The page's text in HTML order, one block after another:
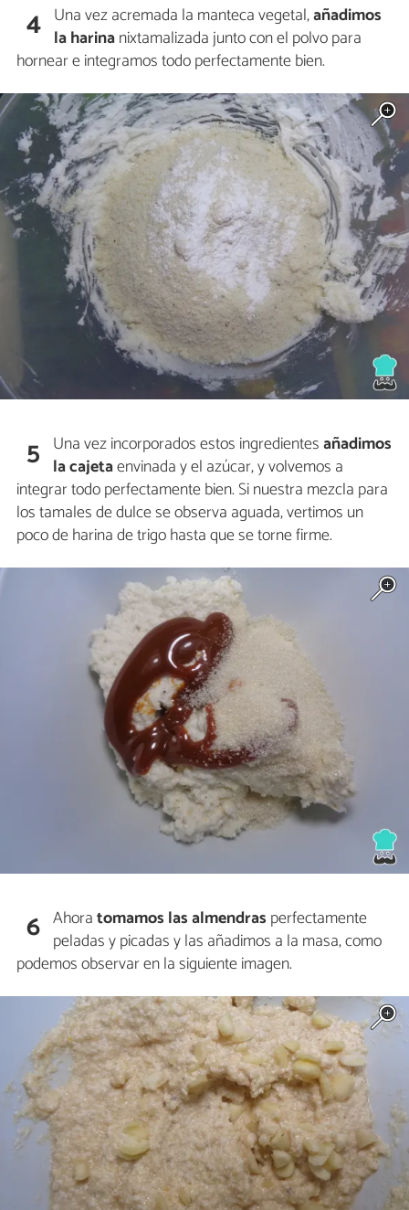
4 Una vez acremada la manteca vegetal,añadimos
la harinanixtamalizada junto con el polvo para
hornear e integramos todo perfectamente bien.
5 Una vez incorporados estos ingredientesañadimos
la cajetaenvinada y el azúcar, y volvemos a
integrar todo perfectamente bien. Si nuestra mezcla para
los tamales de dulce se observa aguada, vertimos un
poco de harina de trigo hasta que se torne firme.
6 Ahoratomamos las almendras perfectamente
peladas y picadas y las añadimos a la masa, como
podemos observar en la siguiente imagen.